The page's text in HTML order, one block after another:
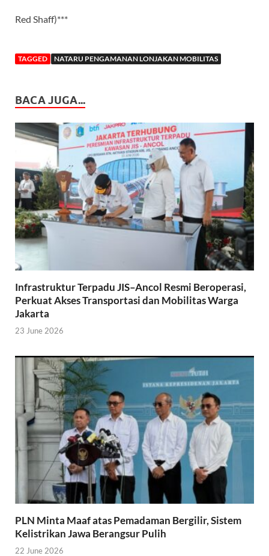
Red Shaff)***
TAGGED NATARU PENGAMANAN LONJAKAN MOBILITAS
BACA JUGA...
Infrastruktur Terpadu JIS–Ancol Resmi Beroperasi,
Perkuat Akses Transportasi dan Mobilitas Warga
Jakarta
23 June 2026
PLN Minta Maaf atas Pemadaman Bergilir, Sistem
Kelistrikan Jawa Berangsur Pulih
22 June 2026